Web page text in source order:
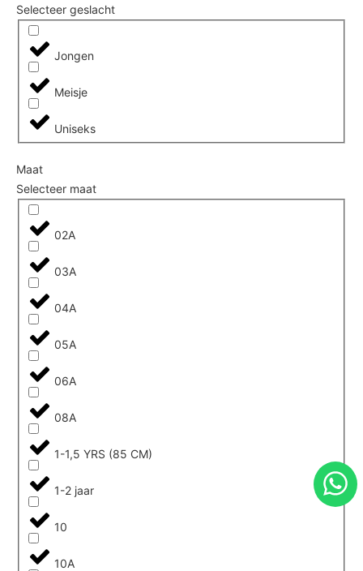
Selecteer geslacht
Jongen
Meisje
Uniseks
Maat
Selecteer maat
02A
03A
04A
05A
06A
08A
1-1,5 YRS (85 CM)
1-2 jaar
10
10A